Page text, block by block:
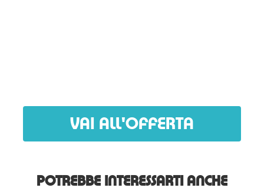
VAI ALL'OFFERTA
POTREBBE INTERESSARTI ANCHE